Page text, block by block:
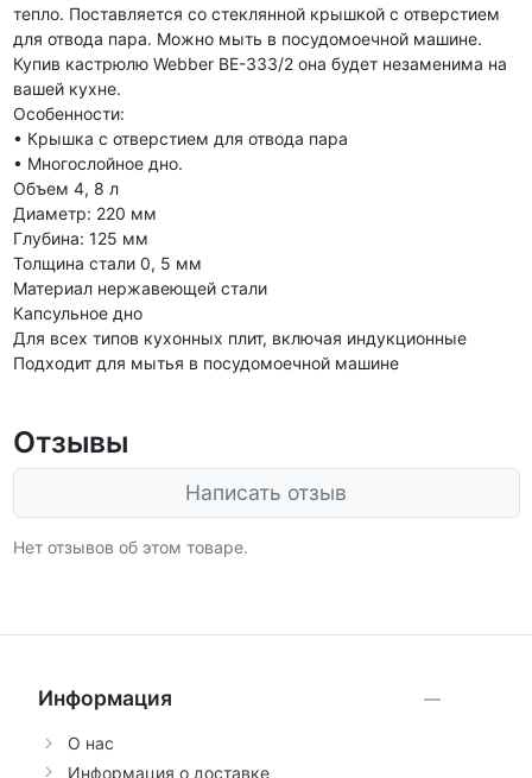
тепло. Поставляется со стеклянной крышкой с отверстием
для отвода пара. Можно мыть в посудомоечной машине.
Купив кастрюлю Webber BE-333/2 она будет незаменима на
вашей кухне.
Особенности:
• Крышка с отверстием для отвода пара
• Многослойное дно.
Объем 4, 8 л
Диаметр: 220 мм
Глубина: 125 мм
Толщина стали 0, 5 мм
Материал нержавеющей стали
Капсульное дно
Для всех типов кухонных плит, включая индукционные
Подходит для мытья в посудомоечной машине
Отзывы
Написать отзыв
Нет отзывов об этом товаре.
Информация
О нас
Информация о доставке